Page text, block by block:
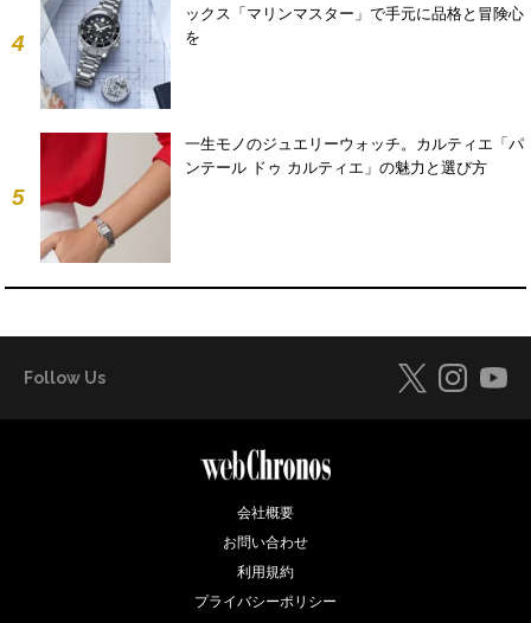
4
ックス「マリンマスター」で手元に品格と冒険心
を
5
一生モノのジュエリーウォッチ。カルティエ「パ
ンテール ドゥ カルティエ」の魅力と選び方
Follow Us
会社概要
お問い合わせ
利用規約
プライバシーポリシー